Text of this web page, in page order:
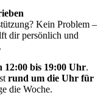
Kein Problem –
dir persönlich und
12:00 bis 19:00 Uhr.
rund um die Uhr für
die Woche.